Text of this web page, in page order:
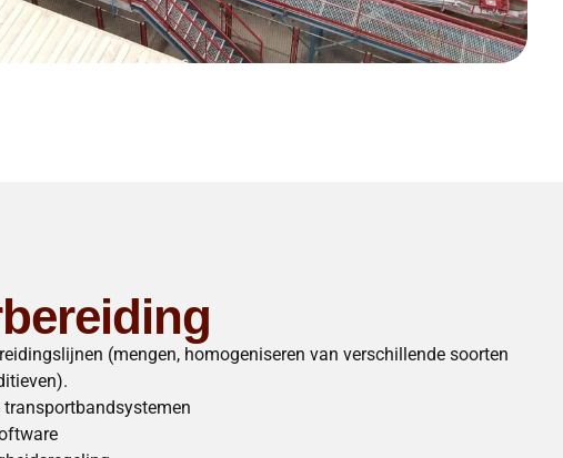
(mengen, homogeniseren van verschillende soorten